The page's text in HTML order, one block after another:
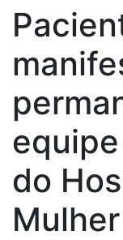
do
Mulher